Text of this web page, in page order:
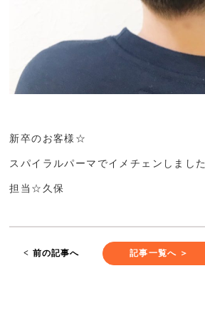
新卒のお客様☆
スパイラルパーマでイメチェンしました
担当☆久保
< 前の記事へ 記事一覧へ ＞